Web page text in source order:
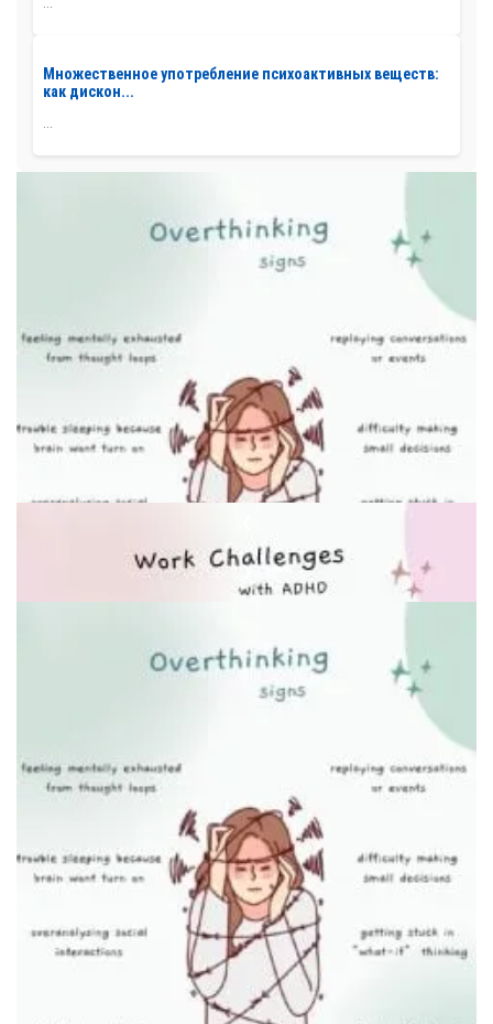
Множественное употребление психоактивных веществ:
как дискон...
...
Иллюстрация баланса работы и отдыха
❯